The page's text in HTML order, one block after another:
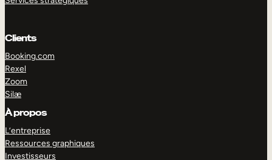
Clients
Booking.com
Rexel
Zoom
Silæ
À propos
L’entreprise
Ressources graphiques
Investisseurs